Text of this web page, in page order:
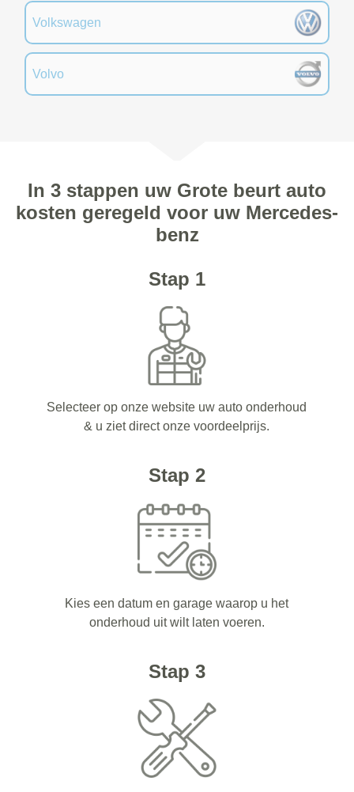
Volkswagen
Volvo
In 3 stappen uw Grote beurt auto
kosten geregeld voor uw Mercedes-
benz
Stap 1
Selecteer op onze website uw auto onderhoud
& u ziet direct onze voordeelprijs.
Stap 2
Kies een datum en garage waarop u het
onderhoud uit wilt laten voeren.
Stap 3